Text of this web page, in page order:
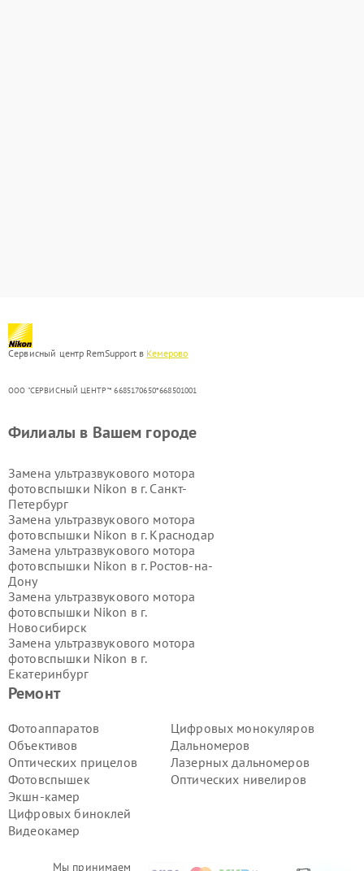
Сервисный центр RemSupport в Кемерово
ООО "СЕРВИСНЫЙ ЦЕНТР"* 6685170650*668501001
Мы принимаем
Ремонт
Фотоаппаратов
Объективов
Оптических прицелов
Фотовспышек
Экшн-камер
Цифровых биноклей
Видеокамер
Цифровых монокуляров
Дальномеров
Лазерных дальномеров
Оптических нивелиров
Филиалы в Вашем городе
Замена ультразвукового мотора
фотовспышки Nikon в г. Санкт-
Петербург
Замена ультразвукового мотора
фотовспышки Nikon в г. Краснодар
Замена ультразвукового мотора
фотовспышки Nikon в г. Ростов-на-
Дону
Замена ультразвукового мотора
фотовспышки Nikon в г.
Новосибирск
Замена ультразвукового мотора
фотовспышки Nikon в г.
Екатеринбург
Замена ультразвукового мотора
Замена ультразвукового мотора
фотовспышки Nikon в г.
Воронеж
Замена ультразвукового мотора
фотовспышки Nikon в г.
Волгоград
Замена ультразвукового мотора
фотовспышки Nikon в г.
Замена ультразвукового мотора
фотовспышки Nikon в г.
фотовспышки Nikon в г.